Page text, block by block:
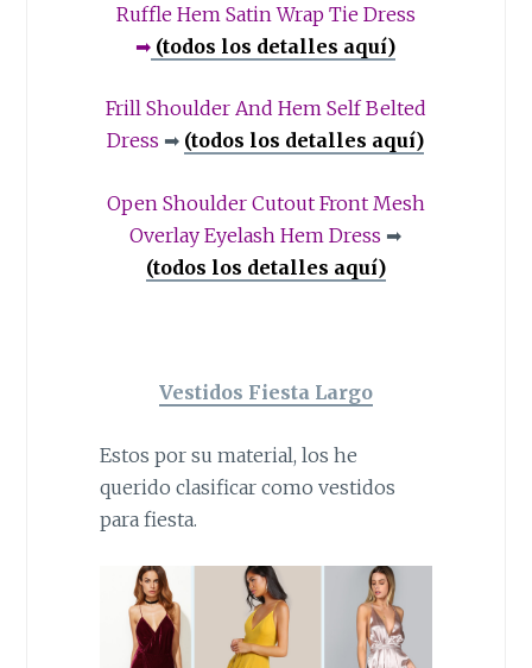
Ruffle Hem Satin Wrap Tie Dress
➡ (todos los detalles aquí)
Frill Shoulder And Hem Self Belted
Dress ➡ (todos los detalles aquí)
Open Shoulder Cutout Front Mesh
Overlay Eyelash Hem Dress ➡
(todos los detalles aquí)
Vestidos Fiesta Largo
Estos por su material, los he
querido clasificar como vestidos
para fiesta.